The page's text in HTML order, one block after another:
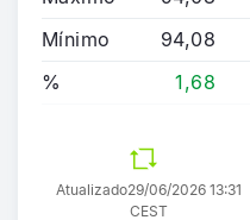
Mínimo
94,08
%
1,68
Atualizado29/06/2026 13:31
CEST